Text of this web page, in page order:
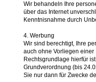
Wir behandeln Ihre
über das Internet
Kenntnisnahme durch
4. Werbung
Wir sind berechtigt, Ihre
auch ohne Vorliegen
Rechtsgrundlage hierfür
Grundverordnung (bis
Sie nur dann für Zwecke